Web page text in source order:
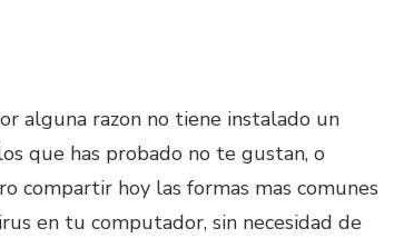
alguna razon no tiene instalado un
que has probado no te gustan, o
compartir hoy las formas mas comunes
en tu computador, sin necesidad de